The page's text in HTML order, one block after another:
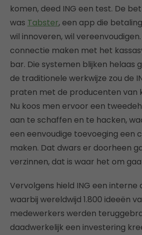
komen, deed ING een test. De
was Tabster, een app die
wil innoveren, wil
connectie maken met het
bar. Die systemen blijken helaas
de traditionele werkwijze zou de
praten met de producenten van
Nu koos men ervoor een
aan te schaffen en te hacken,
een eenvoudige toevoeging een
maken. Dat dwars er doorheen
verzinnen, dat is waar het om
Vervolgens hield ING een
waarbij wereldwijd 1.800 ideeën
medewerkers werden
daadwerkelijk een investering